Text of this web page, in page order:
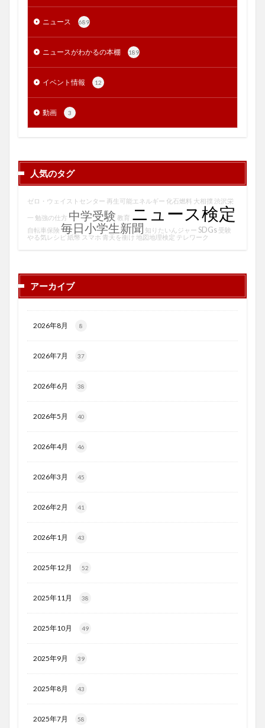
ニュース 689
ニュースがわかるの本棚 189
イベント情報 12
動画 3
人気のタグ
ゼロ・ウェイストセンター 再生可能エネルギー 化石燃料 大相撲 渋沢栄
一 勉強の仕方 中学受験 教育 ニュース検定
自転車保険 毎日小学生新聞 知りたいんジャー SDGs 受験
やる気レシピ 紙幣 スマホ 青天を衝け 地図地理検定 テレワーク
アーカイブ
2026年8月 8
2026年7月 37
2026年6月 38
2026年5月 40
2026年4月 46
2026年3月 45
2026年2月 41
2026年1月 43
2025年12月 52
2025年11月 38
2025年10月 49
2025年9月 39
2025年8月 43
2025年7月 58